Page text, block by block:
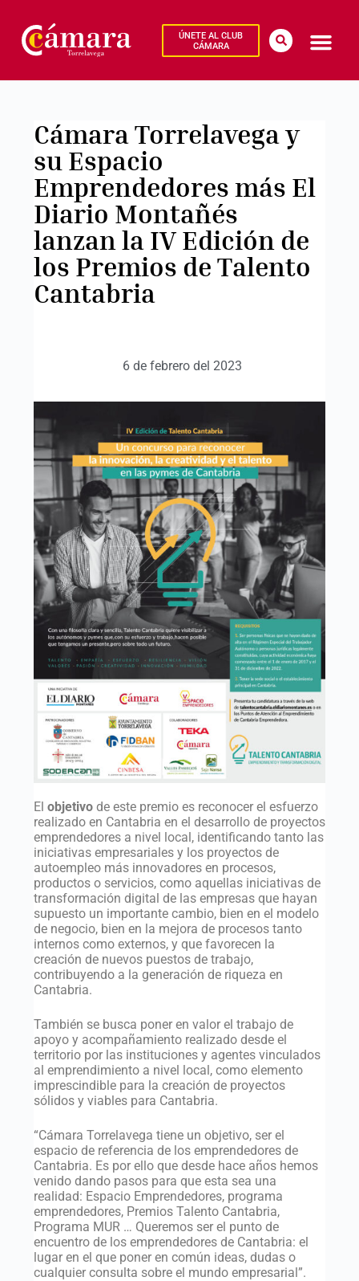
ÚNETE AL CLUB
CÁMARA
Cámara Torrelavega y
su Espacio
Emprendedores más El
Diario Montañés
lanzan la IV Edición de
los Premios de Talento
Cantabria
6 de febrero del 2023
El objetivode este premio es reconocer el esfuerzo
realizado en Cantabria en el desarrollo de proyectos
emprendedores a nivel local, identificando tanto las
iniciativas empresariales y los proyectos de
autoempleo más innovadores en procesos,
productos o servicios, como aquellas iniciativas de
transformación digital de las empresas que hayan
supuesto un importante cambio, bien en el modelo
de negocio, bien en la mejora de procesos tanto
internos como externos, y que favorecen la
creación de nuevos puestos de trabajo,
contribuyendo a la generación de riqueza en
Cantabria.
También se busca poner en valor el trabajo de
apoyo y acompañamiento realizado desde el
territorio por las instituciones y agentes vinculados
al emprendimiento a nivel local, como elemento
imprescindible para la creación de proyectos
sólidos y viables para Cantabria.
“Cámara Torrelavega tiene un objetivo, ser el
espacio de referencia de los emprendedores de
Cantabria. Es por ello que desde hace años hemos
venido dando pasos para que esta sea una
realidad: Espacio Emprendedores, programa
emprendedores, Premios Talento Cantabria,
Programa MUR … Queremos ser el punto de
encuentro de los emprendedores de Cantabria: el
lugar en el que poner en común ideas, dudas o
cualquier consulta sobre el mundo empresarial”.